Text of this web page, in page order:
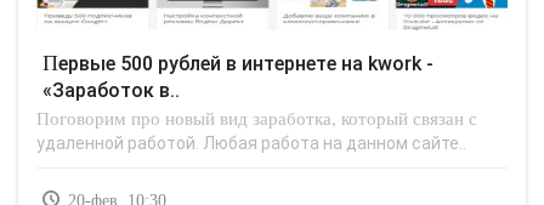
Первые 500 рублей в интернете на kwork -
«Заработок в..
Поговорим про новый вид заработка, который связан с
удаленной работой. Любая работа на данном сайте..
20-фев, 10:30